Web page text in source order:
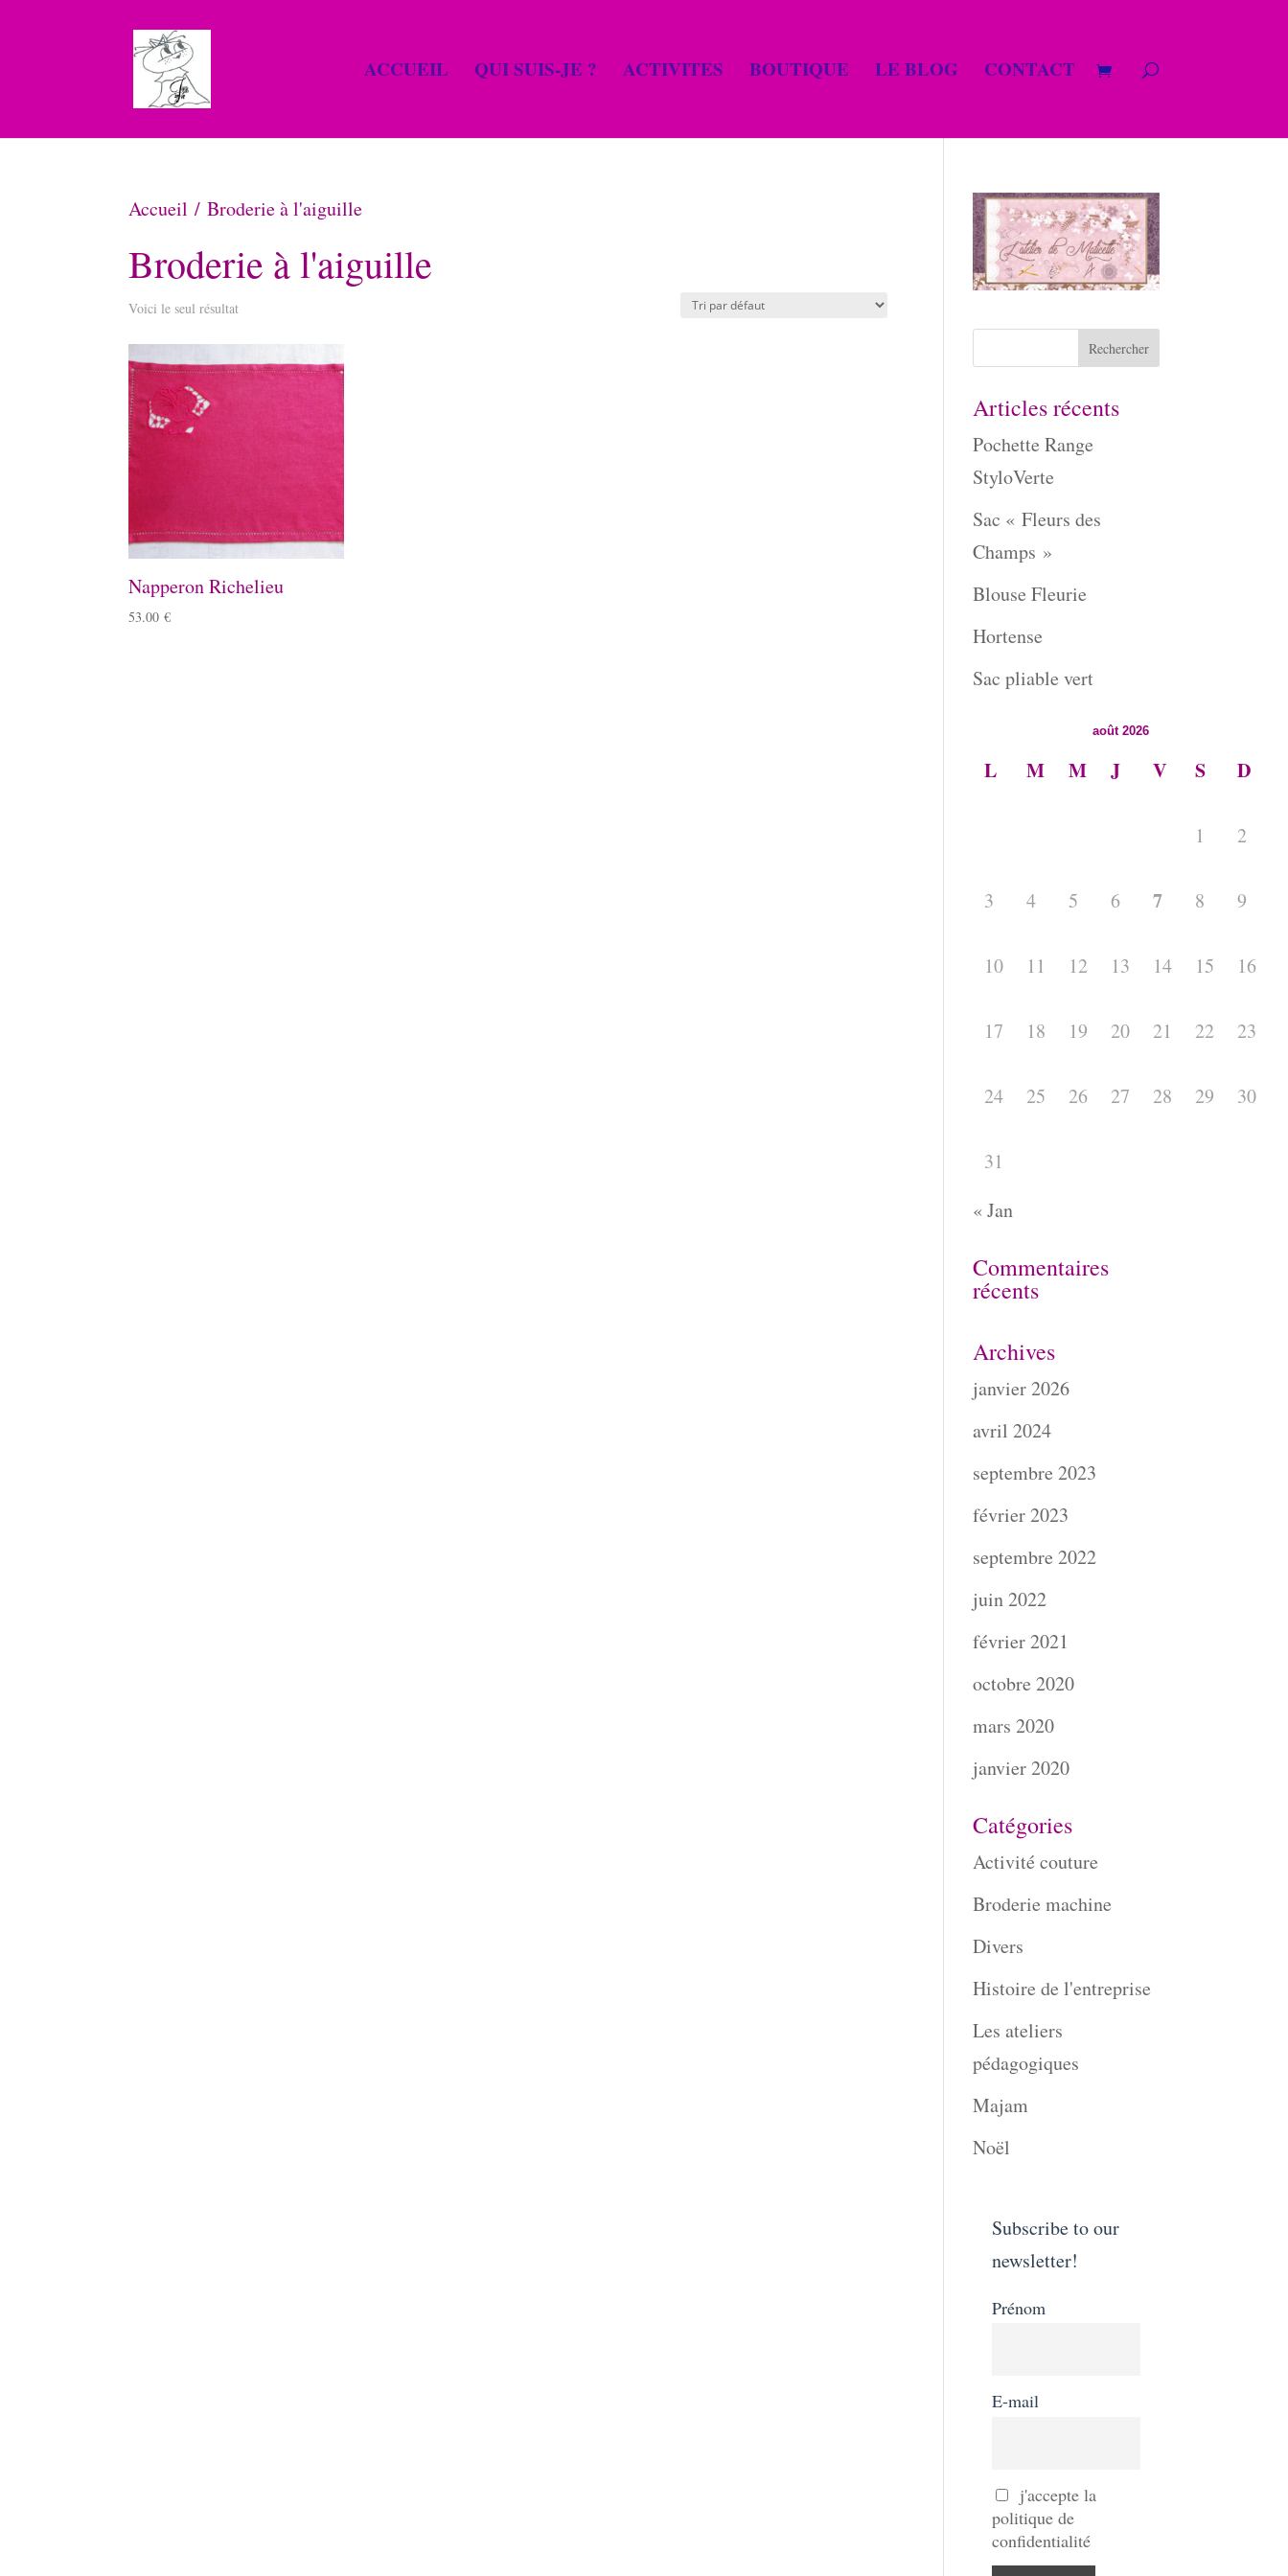
ACCUEIL QUI SUIS-JE ? ACTIVITES BOUTIQUE LE BLOG CONTACT
Accueil / Broderie à l'aiguille
Broderie à l'aiguille
Voici le seul résultat
Napperon Richelieu
53.00€
Articles récents
Pochette Range
StyloVerte
Sac « Fleurs des
Champs »
Blouse Fleurie
Hortense
Sac pliable vert
août 2026
L M M J V S D
1 2
3 4 5 6 7 8 9
10 11 12 13 14 15 16
17 18 19 20 21 22 23
24 25 26 27 28 29 30
31
« Jan
Commentaires
récents
Archives
janvier 2026
avril 2024
septembre 2023
février 2023
septembre 2022
juin 2022
février 2021
octobre 2020
mars 2020
janvier 2020
Catégories
Activité couture
Broderie machine
Divers
Histoire de l'entreprise
Les ateliers
pédagogiques
Majam
Noël
Subscribe to our
newsletter!
Prénom
E-mail
j'accepte la
politique de
confidentialité